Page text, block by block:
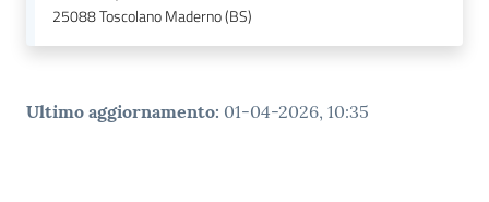
25088Toscolano Maderno (BS)
Ultimo aggiornamento: 01-04-2026, 10:35